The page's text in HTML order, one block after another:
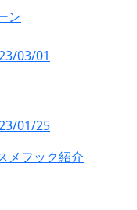
ン
メフック紹介